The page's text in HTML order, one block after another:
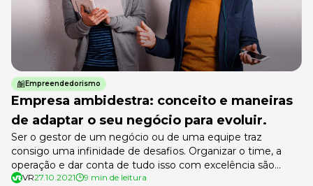
Empreendedorismo
Empresa ambidestra: conceito e maneiras
de adaptar o seu negócio para evoluir.
Ser o gestor de um negócio ou de uma equipe traz
consigo uma infinidade de desafios. Organizar o time, a
operação e dar conta de tudo isso com excelência são
apenas alguns pontos que entram para essa lista. Mas, com
VR27.10.2021 9 min de leitura